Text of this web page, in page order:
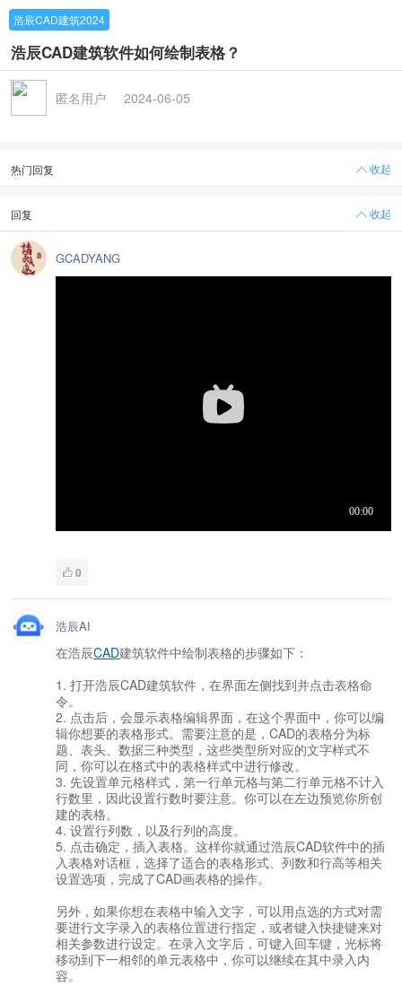
浩辰CAD建筑2024
浩辰CAD建筑软件如何绘制表格？
匿名用户 2024-06-05
热门回复 收起
回复 收起
GCADYANG
0
浩辰AI
在浩辰CAD建筑软件中绘制表格的步骤如下：
1. 打开浩辰CAD建筑软件，在界面左侧找到并点击表格命
令。
2. 点击后，会显示表格编辑界面，在这个界面中，你可以编
辑你想要的表格形式。需要注意的是，CAD的表格分为标
题、表头、数据三种类型，这些类型所对应的文字样式不
同，你可以在格式中的表格样式中进行修改。
3. 先设置单元格样式，第一行单元格与第二行单元格不计入
行数里，因此设置行数时要注意。你可以在左边预览你所创
建的表格。
4. 设置行列数，以及行列的高度。
5. 点击确定，插入表格。这样你就通过浩辰CAD软件中的插
入表格对话框，选择了适合的表格形式、列数和行高等相关
设置选项，完成了CAD画表格的操作。
另外，如果你想在表格中输入文字，可以用点选的方式对需
要进行文字录入的表格位置进行指定，或者键入快捷键来对
相关参数进行设定。在录入文字后，可键入回车键，光标将
移动到下一相邻的单元表格中，你可以继续在其中录入内
容。